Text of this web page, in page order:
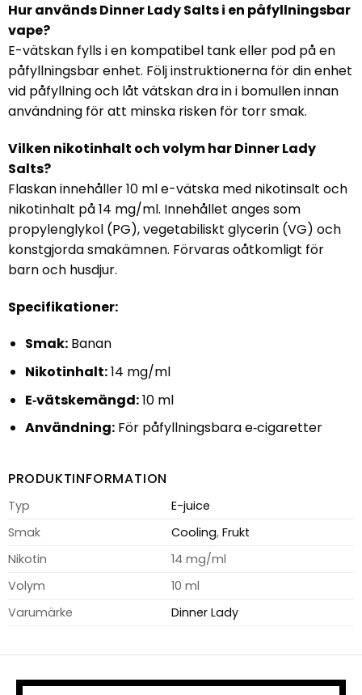
Hur används Dinner Lady Salts i en påfyllningsbar
vape?
E-vätskan fylls i en kompatibel tank eller pod på en
påfyllningsbar enhet. Följ instruktionerna för din enhet
vid påfyllning och låt vätskan dra in i bomullen innan
användning för att minska risken för torr smak.
Vilken nikotinhalt och volym har Dinner Lady
Salts?
Flaskan innehåller 10 ml e-vätska med nikotinsalt och
nikotinhalt på 14 mg/ml. Innehållet anges som
propylenglykol (PG), vegetabiliskt glycerin (VG) och
konstgjorda smakämnen. Förvaras oåtkomligt för
barn och husdjur.
Specifikationer:
Smak:Banan
Nikotinhalt:14 mg/ml
E‑vätskemängd:10 ml
Användning:För påfyllningsbara e‑cigaretter
PRODUKTINFORMATION
Typ
E-juice
Smak
Cooling, Frukt
Nikotin
14 mg/ml
Volym
10 ml
Varumärke
Dinner Lady